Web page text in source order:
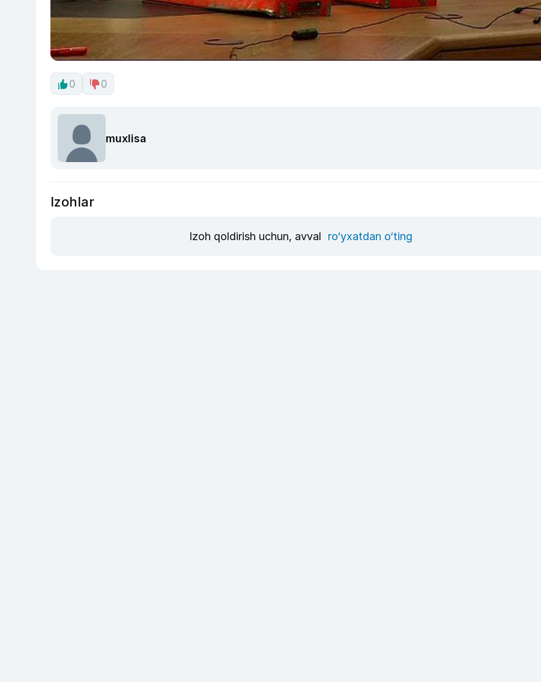
0 0
muxlisa
Izohlar
Izoh qoldirish uchun, avval ro‘yxatdan o‘ting